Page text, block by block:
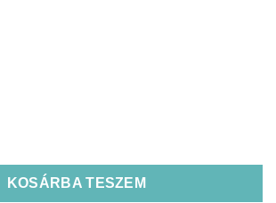
KOSÁRBA TESZEM